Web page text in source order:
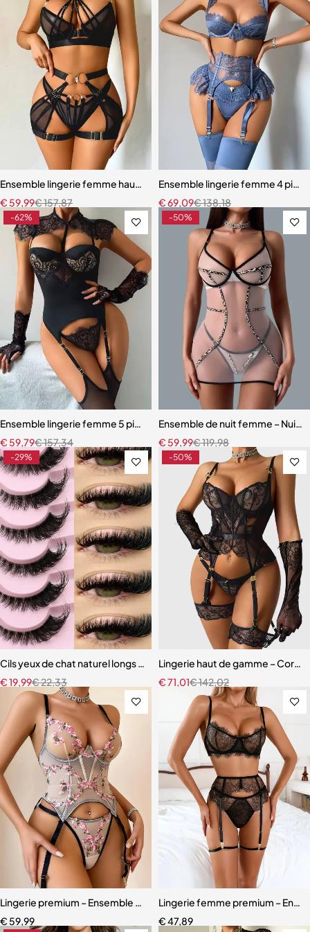
Ensemble lingerie femme haut de gamme – Design exclusif avec
€157,87
€ 59,99
Ensemble lingerie femme 4
€138,18
€69,09
-62%
Ensemble lingerie femme 5 pièces – Dentelle ajourée avec bas
€157,34
€ 59,79
-50%
Ensemble de nuit femme –
€119,98
€ 59,99
-29%
Cils yeux de chat naturel longs cils bande claire bout d’oeil ailé
€22,33
€19,99
-50%
Lingerie haut de gamme –
€142,02
€71,01
Lingerie premium – Ensemble sculptant en dentelle brodée florale
€ 59,99
Lingerie femme premium –
€47,89